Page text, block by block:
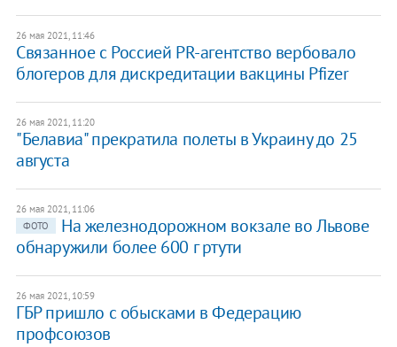
26 мая 2021, 11:46
Связанное с Россией PR-агентство вербовало
блогеров для дискредитации вакцины Pfizer
26 мая 2021, 11:20
"Белавиа" прекратила полеты в Украину до 25
августа
26 мая 2021, 11:06
ФОТО
На железнодорожном вокзале во Львове
обнаружили более 600 г ртути
26 мая 2021, 10:59
ГБР пришло с обысками в Федерацию
профсоюзов